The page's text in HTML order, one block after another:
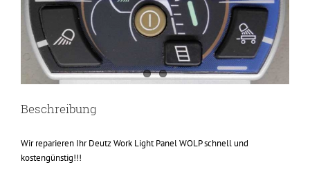
Beschreibung
Wir reparieren Ihr Deutz Work Light Panel WOLP schnell und
kostengünstig!!!